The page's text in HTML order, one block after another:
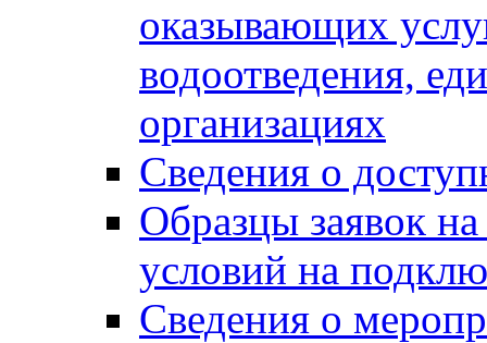
оказывающих
водоотведения,
организациях
Сведения о
Образцы заявок
условий на
Сведения о